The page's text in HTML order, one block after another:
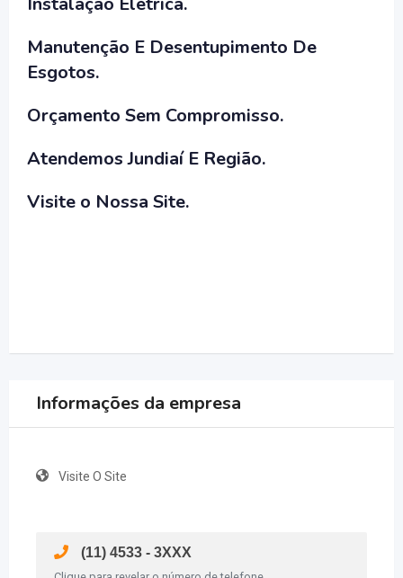
Manutenção E Desentupimento De
Esgotos.
Orçamento Sem Compromisso.
Atendemos Jundiaí E Região.
Visite o Nossa Site.
Informações da empresa
Visite O Site
(11) 4533 - 3XXX